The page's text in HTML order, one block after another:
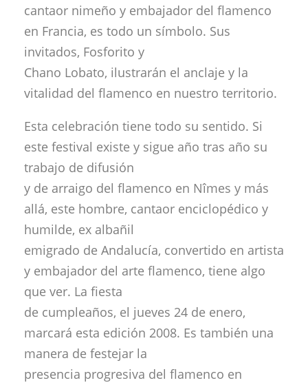
cantaor nimeño y embajador del flamenco
en Francia, es todo un símbolo. Sus
invitados, Fosforito y
Chano Lobato, ilustrarán el anclaje y la
vitalidad del flamenco en nuestro territorio.
Esta celebración tiene todo su sentido. Si
este festival existe y sigue año tras año su
trabajo de difusión
y de arraigo del flamenco en Nîmes y más
allá, este hombre, cantaor enciclopédico y
humilde, ex albañil
emigrado de Andalucía, convertido en artista
y embajador del arte flamenco, tiene algo
que ver. La fiesta
de cumpleaños, el jueves 24 de enero,
marcará esta edición 2008. Es también una
manera de festejar la
presencia progresiva del flamenco en